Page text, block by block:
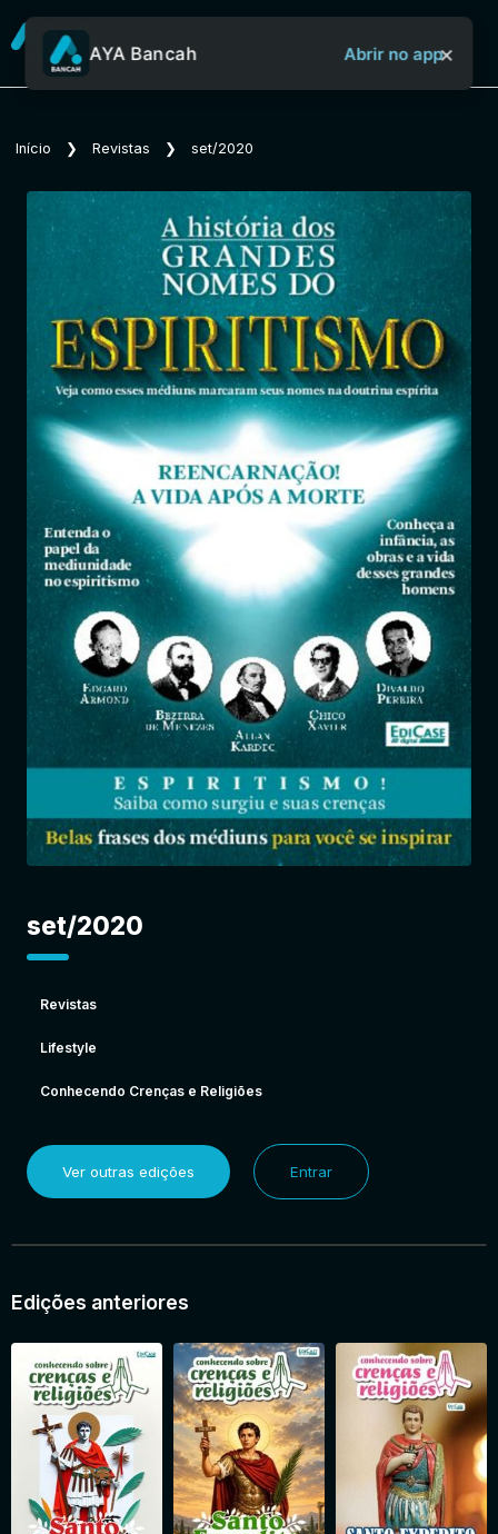
Sobre o Aya Bancah
Início
Revistas
Jornais
Notícias
Entrar
AYA Bancah Abrir no app×
Início ❯ Revistas ❯ set/2020
set/2020
Revistas
Lifestyle
Conhecendo Crenças e Religiões
Ver outras edições Entrar
Edições anteriores